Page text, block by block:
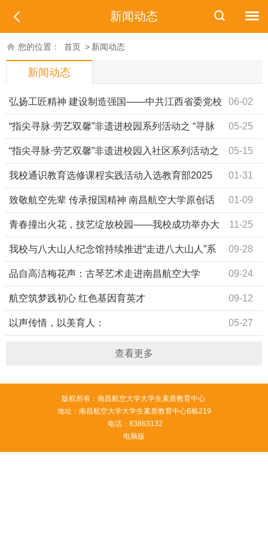
新闻动态
您的位置： 首页 > 新闻动态
新闻动态
06-02
弘扬工匠精神 建设制造强国——中共江西省委党校
刘鹏老师应邀为我校学子作专题授课 05-25
“指尖寻脉·劳艺双馨”非遗进校园系列活动之 “寻脉
戏韵·修水宁河戏”专题讲座圆满落幕 05-15
“指尖寻脉·劳艺双馨”非遗进校园入社区系列活动之
“寻脉茶韵·洪州茶艺”专题讲座圆满落幕 01-31
我校通识教育选修课程实践活动入选教育部2025
年“魅力非遗”原创作品 01-09
致敬航空先辈 传承报国精神 南昌航空大学原创话
剧《强五魂》首演 11-25
青春撞出火花，技艺绽放校园——我校成功举办大
学生中式台球团体赛 09-28
我校与八大山人纪念馆持续推进“走进八大山人”系
列美育实践活动 09-24
品自高洁梅花声：古琴艺术走进南昌航空大学
09-12
航空筑梦践初心 红色基因育英才
05-27
以声传情，以美育人：
查看更多
版权所有：南昌航空大学大学生素质教育中心
地址：南昌航空大学大学生素质教育中心B栋219
电话：83863132
电脑版